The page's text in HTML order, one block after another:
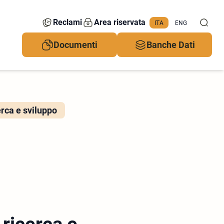
Reclami Area riservata ITA ENG
Documenti Banche Dati
e sviluppo